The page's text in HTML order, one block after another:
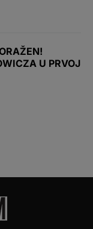
U PRVOJ